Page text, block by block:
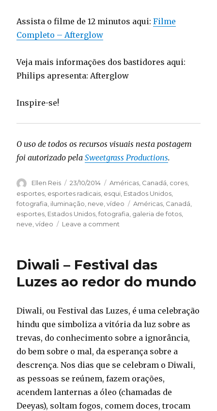
Assista o filme de 12 minutos aqui:Filme
Completo – Afterglow
Veja mais informações dos bastidores aqui:
Philips apresenta: Afterglow
Inspire-se!
O uso de todos os recursos visuais nesta postagem
foi autorizado pelaSweetgrass Productions.
Author
Ellen Reis
Posted
on
23/10/2014 Categories
Américas, Canadá, cores,
esportes esportes radicais esqui Estados Unidos
fotografia iluminação neve ,vídeo Tags
Américas Canadá
esportes Estados Unidos ,fotografia galeria de fotos
neve ,vídeo Leave a comment
+
luzes
multicoloridas
Diwali – Festival das
Luzes ao redor do mundo
Diwali, ou Festival das Luzes, é uma celebração
hindu que simboliza a vitória da luz sobre as
trevas, do conhecimento sobre a ignorância,
do bem sobre o mal, da esperança sobre a
descrença. Nos dias que se celebram o Diwali,
as pessoas se reúnem, fazem orações,
acendem lanternas a óleo (chamadas de
Deeyas), soltam fogos, comem doces, trocam